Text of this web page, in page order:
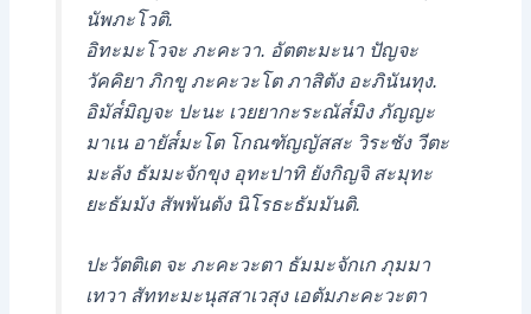
นัพภะโวติ.
อิทะมะโวจะ ภะคะวา. อัตตะมะนา ปัญจะ
วัคคิยา ภิกขู ภะคะวะโต ภาสิตัง อะภินันทุง.
อิมัส๎มิญจะ ปะนะ เวยยากะระณัส๎มิง ภัญญะ
มาเน อายัส๎มะโต โกณฑัญญัสสะ วิระชัง วีตะ
มะลัง ธัมมะจักขุง อุทะปาทิ ยังกิญจิ สะมุทะ
ยะธัมมัง สัพพันตัง นิโรธะธัมมันติ.
ปะวัตติเต จะ ภะคะวะตา ธัมมะจักเก ภุมมา
เทวา สัททะมะนุสสาเวสุง เอตัมภะคะวะตา